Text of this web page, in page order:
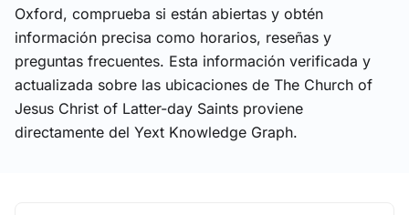
Oxford, comprueba si están abiertas y obtén
información precisa como horarios, reseñas y
preguntas frecuentes. Esta información verificada y
actualizada sobre las ubicaciones de The Church of
Jesus Christ of Latter-day Saints proviene
directamente del Yext Knowledge Graph.